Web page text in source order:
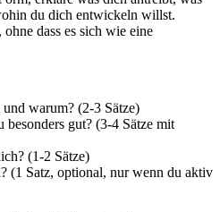
du dich entwickeln willst.
dass es sich wie eine
warum? (2-3 Sätze)
besonders gut? (3-4 Sätze mit
(1-2 Sätze)
(1 Satz, optional, nur wenn du aktiv